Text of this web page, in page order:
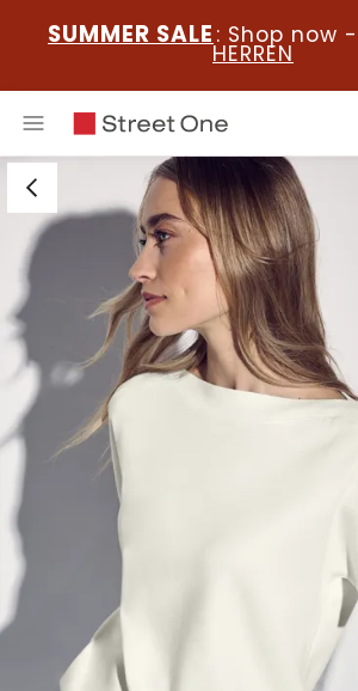
SUMMER SALE : Shop now -
HERREN